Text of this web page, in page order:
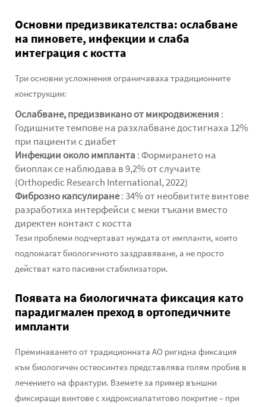
Основни предизвикателства: ослабване
на пиновете, инфекции и слаба
интеграция с костта
Три основни усложнения ограничаваха традиционните
конструкции:
Ослабване, предизвикано от микродвижения :
Годишните темпове на разхлабване достигнаха 12%
при пациенти с диабет
Инфекции около импланта : Формирането на
биоплак се наблюдава в 9,2% от случаите
(Orthopedic Research International, 2022)
Фиброзно капсулиране: 34% от необвитите винтове
разработиха интерфейси с меки тъкани вместо
директен контакт с костта
Тези проблеми подчертават нуждата от импланти, които
подпомагат биологичното заздравяване, а не просто
действат като пасивни стабилизатори.
Появата на биологичната фиксация като
парадигмален преход в ортопедичните
импланти
Преминаването от традиционната AO ригидна фиксация
към биологичен остеосинтез представлява голям пробив в
лечението на фрактури. Вземете за пример външни
фиксиращи винтове с хидроксиапатитово покритие – при